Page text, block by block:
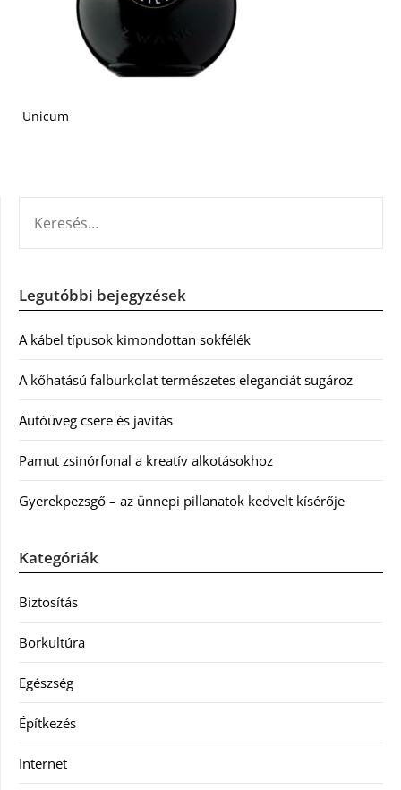
Unicum
Legutóbbi bejegyzések
A kábel típusok kimondottan sokfélék
A kőhatású falburkolat természetes eleganciát sugároz
Autóüveg csere és javítás
Pamut zsinórfonal a kreatív alkotásokhoz
Gyerekpezsgő – az ünnepi pillanatok kedvelt kísérője
Kategóriák
Biztosítás
Borkultúra
Egészség
Építkezés
Internet